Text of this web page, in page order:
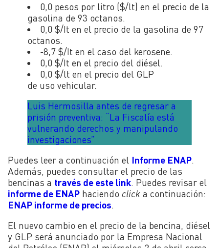
0,0 pesos por litro ($/lt) en el precio de la
gasolina de 93 octanos.
0,0 $/It en el precio de la gasolina de 97
octanos.
-8,7 $/It en el caso del kerosene.
0,0 $/It en el precio del diésel.
0,0 $/lt en el precio del GLP
de uso vehicular.
Luis Hermosilla antes de regresar a
prisión preventiva: “La Fiscalía está
vulnerando derechos y manipulando
investigaciones”
Puedes leer a continuación el Informe ENAP.
Además, puedes consultar el precio de las
bencinas a través de este link. Puedes revisar el
informe de ENAP haciendo click a continuación:
ENAP informe de precios.
El nuevo cambio en el precio de la bencina, diésel
y GLP será anunciado por la Empresa Nacional